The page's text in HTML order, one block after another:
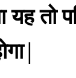
तो
|